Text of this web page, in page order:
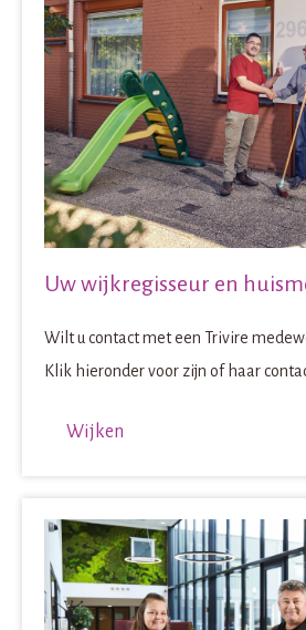
Uw wijkregisseur en
Wilt u contact met een Trivire
Klik hieronder voor zijn of haar
Wijken